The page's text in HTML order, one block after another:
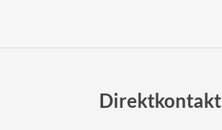
Direktkontakt